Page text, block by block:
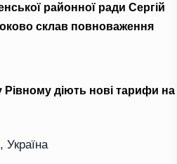
районної ради Сергій
склав повноваження
Рівному діють нові тарифи на
, Україна